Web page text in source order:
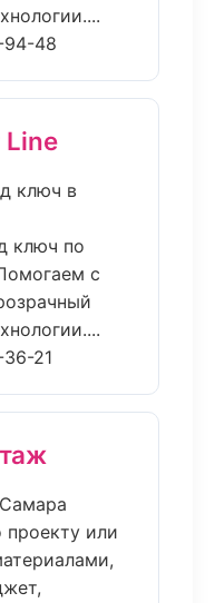
94-48
ключ в
ключ по
с
21
проекту или